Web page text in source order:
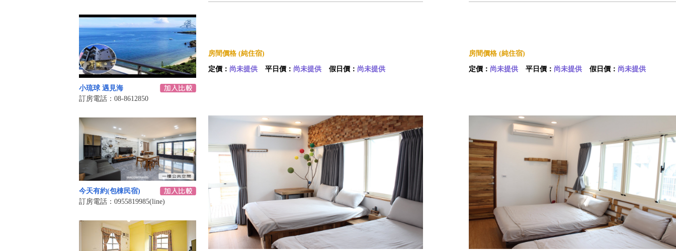
小琉球 遇見海
訂房電話：08-8612850
今天有約(包棟民宿)
訂房電話：0955819985(line)
房間價格 (純住宿)
定價： 尚未提供 平日價： 尚未提供 假日價： 尚未提供
房間價格 (純住宿)
定價： 尚未提供 平日價： 尚未提供 假日價： 尚未提供